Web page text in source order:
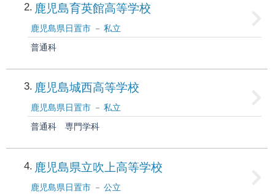
2 鹿児島育英館高等学校
鹿児島県日置市
私立
普通科
3 鹿児島城西高等学校
鹿児島県日置市
私立
普通科
専門学科
4 鹿児島県立吹上高等学校
鹿児島県日置市
公立